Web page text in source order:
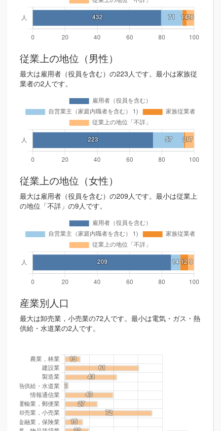
従業上の地位（男性）
最大は雇用者（役員を含む）の223人です。最小は家族従
業者の2人です。
従業上の地位（女性）
最大は雇用者（役員を含む）の209人です。最小は従業上
の地位「不詳」の9人です。
産業別人口
最大は卸売業，小売業の72人です。最小は電気・ガス・熱
供給・水道業の2人です。